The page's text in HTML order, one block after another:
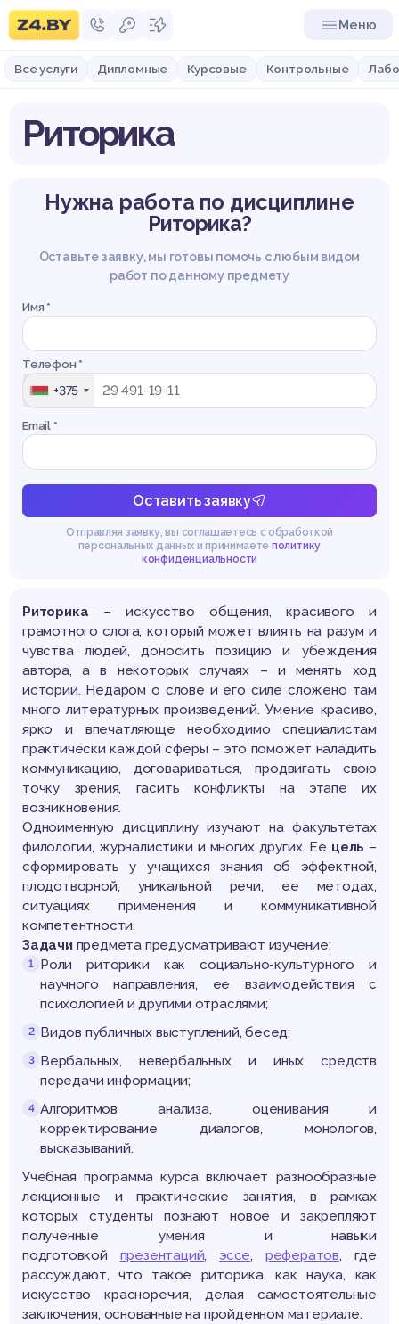
Меню
Все услуги Дипломные Курсовые Контрольные
Риторика
Нужна работа по дисциплине
Риторика?
Оставьте заявку, мы готовы помочь с любым видом
работ по данному предмету
Имя *
Телефон *
+375
Email *
Оставить заявку
Отправляя заявку, вы соглашаетесь с обработкой
персональных данных и принимаете политику
конфиденциальности
Риторика – искусство общения, красивого и
грамотного слога, который может влиять на разум и
чувства людей, доносить позицию и убеждения
автора, а в некоторых случаях – и менять ход
истории. Недаром о слове и его силе сложено там
много литературных произведений. Умение красиво,
ярко и впечатляюще необходимо специалистам
практически каждой сферы – это поможет наладить
коммуникацию, договариваться, продвигать свою
точку зрения, гасить конфликты на этапе их
возникновения.
Одноименную дисциплину изучают на факультетах
филологии, журналистики и многих других. Ее цель –
сформировать у учащихся знания об эффектной,
плодотворной, уникальной речи, ее методах,
ситуациях применения и коммуникативной
компетентности.
Задачи предмета предусматривают изучение:
Роли риторики как социально-культурного и
научного направления, ее взаимодействия с
психологией и другими отраслями;
Видов публичных выступлений, бесед;
Вербальных, невербальных и иных средств
передачи информации;
Алгоритмов анализа, оценивания и
корректирование диалогов, монологов,
высказываний.
Учебная программа курса включает разнообразные
лекционные и практические занятия, в рамках
которых студенты познают новое и закрепляют
полученные умения и навыки
подготовкой презентаций, эссе, рефератов, где
рассуждают, что такое риторика, как наука, как
искусство красноречия, делая самостоятельные
заключения, основанные на пройденном материале.